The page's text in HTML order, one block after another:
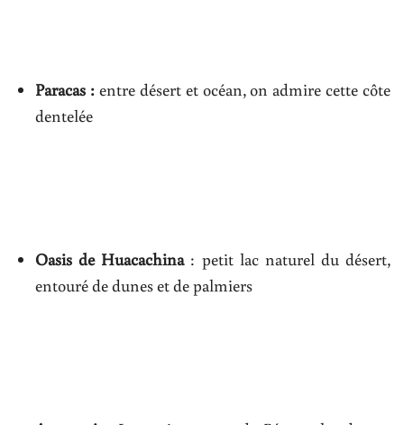
Paracas : entre désert et océan, on admire cette côte
dentelée
Oasis de Huacachina: petit lac naturel du désert,
entouré de dunes et de palmiers